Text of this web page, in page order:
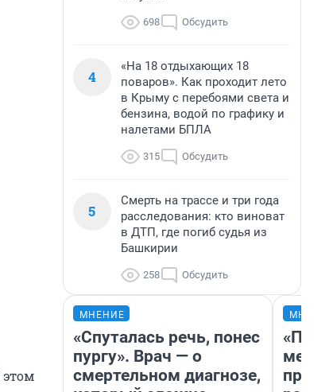
этом
698 Обсудить
4
«На 18 отдыхающих 18
поваров». Как проходит лето
в Крыму с перебоями света и
бензина, водой по графику и
налетами БПЛА
315 Обсудить
5
Смерть на трассе и три года
расследования: кто виноват
в ДТП, где погиб судья из
Башкирии
258 Обсудить
МНЕНИЕ
«Спуталась речь, понес
пургу». Врач — о
смертельном диагнозе,